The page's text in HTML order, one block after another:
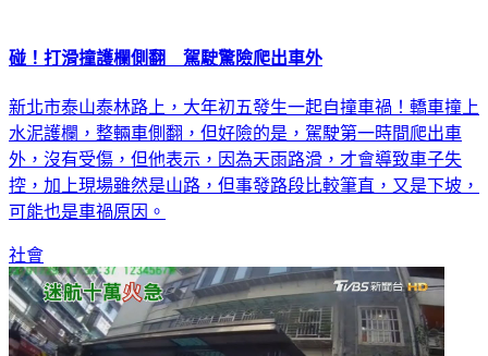
碰！打滑撞護欄側翻 駕駛驚險爬出車外
新北市泰山泰林路上，大年初五發生一起自撞車禍！轎車撞上
水泥護欄，整輛車側翻，但好險的是，駕駛第一時間爬出車
外，沒有受傷，但他表示，因為天雨路滑，才會導致車子失
控，加上現場雖然是山路，但事發路段比較筆直，又是下坡，
可能也是車禍原因。
社會